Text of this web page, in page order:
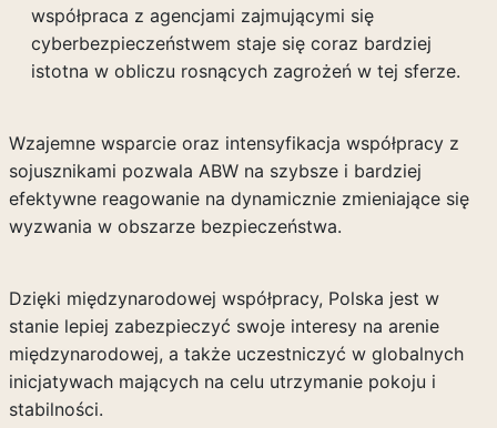
współpraca z agencjami zajmującymi się
cyberbezpieczeństwem staje się coraz bardziej
istotna w obliczu rosnących zagrożeń w tej sferze.
Wzajemne wsparcie oraz intensyfikacja współpracy z
sojusznikami pozwala ABW na szybsze i bardziej
efektywne reagowanie na dynamicznie zmieniające się
wyzwania w obszarze bezpieczeństwa.
Dzięki międzynarodowej współpracy, Polska jest w
stanie lepiej zabezpieczyć swoje interesy na arenie
międzynarodowej, a także uczestniczyć w globalnych
inicjatywach mających na celu utrzymanie pokoju i
stabilności.